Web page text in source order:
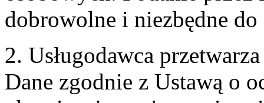
dobrowolne i niezbędne
2. Usługodawca
Dane zgodnie z Ustawą o